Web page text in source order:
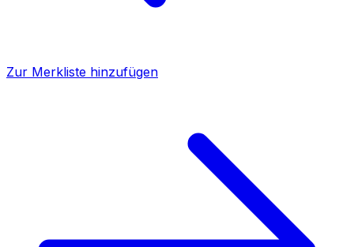
Zur Merkliste hinzufügen